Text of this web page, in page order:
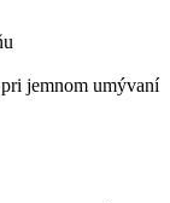
jemnom umývaní